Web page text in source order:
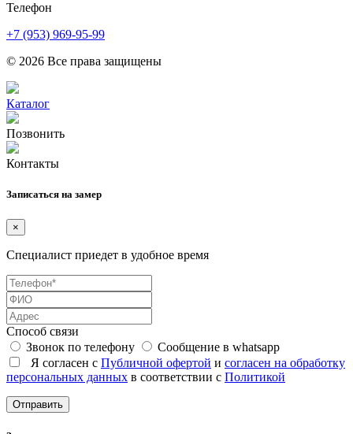
Телефон
+7 (953) 969-95-99
© 2026 Все права защищены
Каталог
Позвонить
Контакты
Записаться на замер
×
Специалист приедет в удобное время
Способ связи
Звонок по телефону
Сообщение в whatsapp
Я согласен с Публичной офертой и согласен на обработку
персональных данных в соответствии с Политикой
Отправить